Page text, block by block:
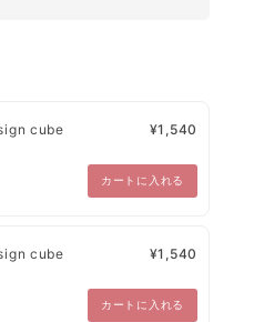
っております。
楽天ペイ・代金引換】
います。
します。
cube ¥1,540
カートに入れる
cube ¥1,540
カートに入れる